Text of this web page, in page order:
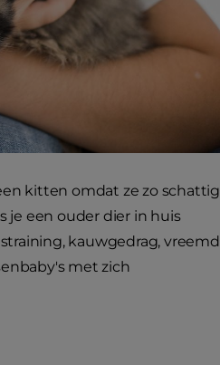
kitten omdat ze zo schattig
je een ouder dier in huis
kauwgedrag, vreemd
met zich